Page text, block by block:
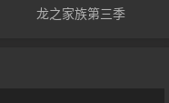
龙之家族第三季